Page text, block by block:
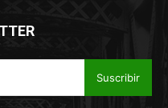
Suscribir